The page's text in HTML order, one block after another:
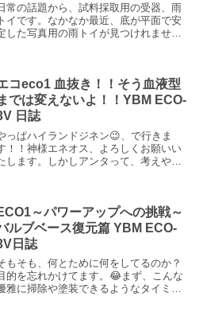
常の話題から、試料採取用の受器、雨
トイです。なかなか最近、底が平面で安
した写真用の雨トイが見つけれませ
平底トイを初めて見たん...
コeco1 血抜き！！そう血液型
では変えないよ！！YBM ECO-
日誌
っぱハイランドジネン😉、で行きま
！！神様エネオス、よろしくお願いい
します。しかしアンタって、考えや嗜
ロコロ変わる？別に気にし...
～パワーアップへの挑戦～
ルブベース復元篇 YBM ECO-
日誌
もそも、何とために何をしてるのか？
的を忘れかけてます。😂まず、こんな
雅に掃除や塗装できるようなタイミン